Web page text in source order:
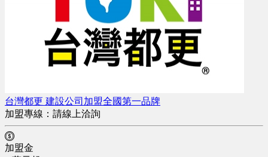
台灣都更 建設公司加盟全國第一品牌
加盟專線： 請線上洽詢
加盟金